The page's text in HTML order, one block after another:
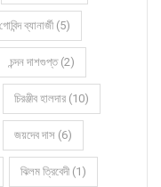
গোবিন্দ ব্যানার্জী (5)
চন্দন দাশগুপ্ত (2)
চিরঞ্জীব হালদার (10)
জয়দেব দাস (6)
ঝিলম ত্রিবেদী (1)